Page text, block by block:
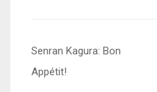
Senran Kagura: Bon
Appétit!